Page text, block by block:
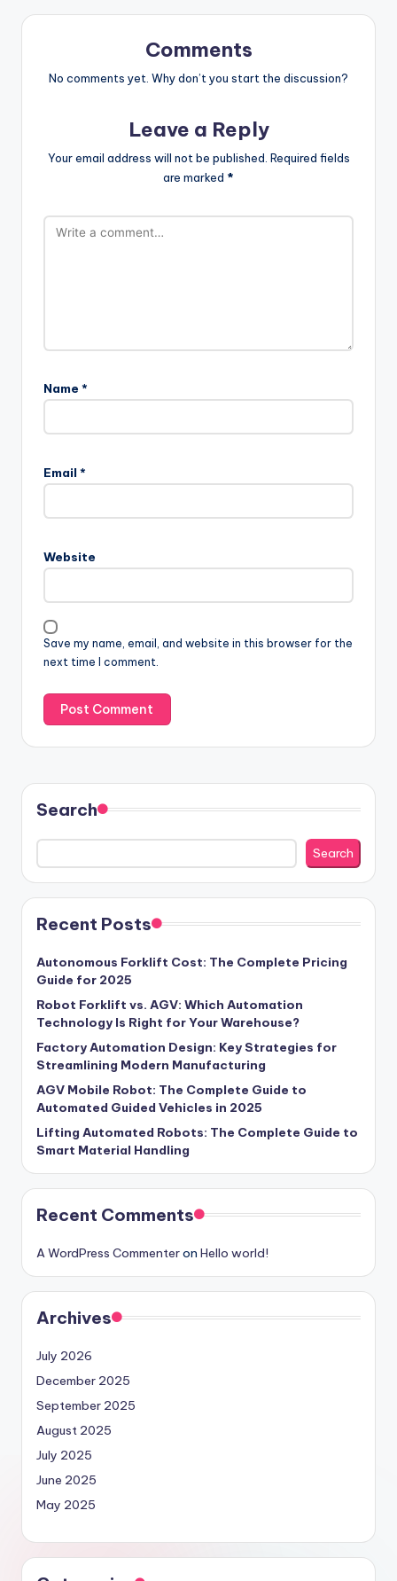
Comments
No comments yet. Why don’t you start the discussion?
Leave a Reply
Your email address will not be published. Required fields
are marked *
Name *
Email *
Website
Save my name, email, and website in this browser for the
next time I comment.
Search
Search
Recent Posts
Autonomous Forklift Cost: The Complete Pricing
Guide for 2025
Robot Forklift vs. AGV: Which Automation
Technology Is Right for Your Warehouse?
Factory Automation Design: Key Strategies for
Streamlining Modern Manufacturing
AGV Mobile Robot: The Complete Guide to
Automated Guided Vehicles in 2025
Lifting Automated Robots: The Complete Guide to
Smart Material Handling
Recent Comments
A WordPress Commenteron Hello world!
Archives
July 2026
December 2025
September 2025
August 2025
July 2025
June 2025
May 2025